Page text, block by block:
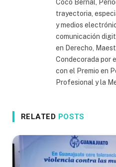
Coco Bernal,
trayectoria,
y medios
comunicación
en Derecho,
Condecorada por
con el Premio en
Profesional y la
RELATED POSTS